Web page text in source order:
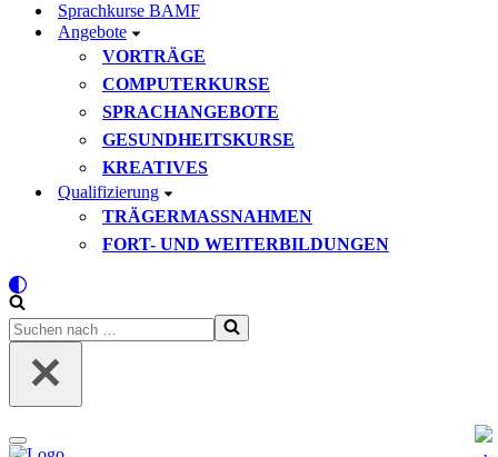
Sprachkurse BAMF
Angebote
VORTRÄGE
COMPUTERKURSE
SPRACHANGEBOTE
GESUNDHEITSKURSE
KREATIVES
Qualifizierung
TRÄGERMASSNAHMEN
FORT- UND WEITERBILDUNGEN
Suchen
nach …
Navigationsmenü